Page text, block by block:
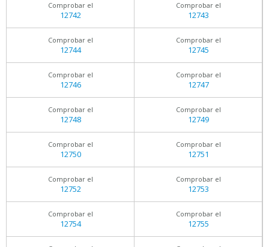
Comprobar el
12742
Comprobar el
12743
Comprobar el
12744
Comprobar el
12745
Comprobar el
12746
Comprobar el
12747
Comprobar el
12748
Comprobar el
12749
Comprobar el
12750
Comprobar el
12751
Comprobar el
12752
Comprobar el
12753
Comprobar el
12754
Comprobar el
12755